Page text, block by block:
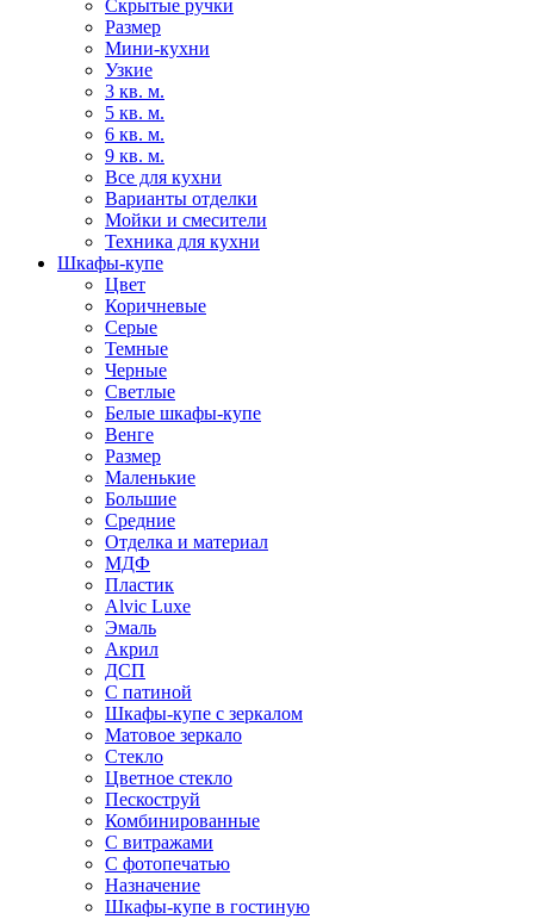
Скрытые ручки
Размер
Мини-кухни
Узкие
3 кв. м.
5 кв. м.
6 кв. м.
9 кв. м.
Все для кухни
Варианты отделки
Мойки и смесители
Техника для кухни
Шкафы-купе
Цвет
Коричневые
Серые
Темные
Черные
Светлые
Белые шкафы-купе
Венге
Размер
Маленькие
Большие
Средние
Отделка и материал
МДФ
Пластик
Alvic Luxe
Эмаль
Акрил
ДСП
С патиной
Шкафы-купе с зеркалом
Матовое зеркало
Стекло
Цветное стекло
Пескоструй
Комбинированные
С витражами
С фотопечатью
Назначение
Шкафы-купе в гостиную